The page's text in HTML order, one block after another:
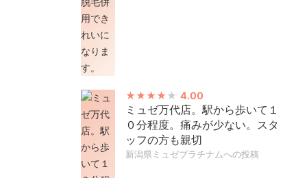
4.00
ミュゼ万代店。駅から歩いて１
０分程度。痛みが少ない。スタ
ッフの方も親切
新潟県ミュゼプラチナムへの投稿